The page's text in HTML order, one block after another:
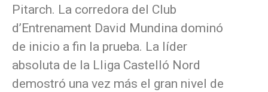
Pitarch. La corredora del Club
d’Entrenament David Mundina dominó
de inicio a fin la prueba. La líder
absoluta de la Lliga Castelló Nord
demostró una vez más el gran nivel de